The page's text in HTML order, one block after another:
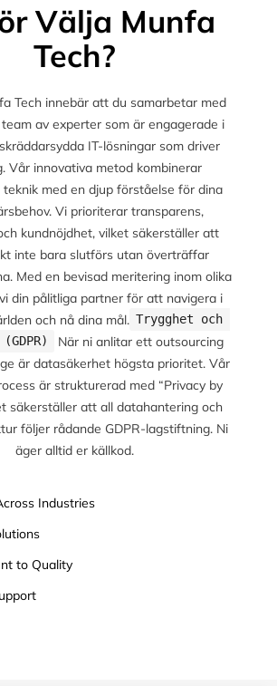
Välja Munfa
Tech?
Tech innebär att du samarbetar med
av experter som är engagerade i
IT-lösningar som driver
Vår innovativa metod kombinerar
med en djup förståelse för dina
Vi prioriterar transparens,
kundnöjdhet, vilket säkerställer att
inte bara slutförs utan överträffar
Med en bevisad meritering inom olika
din pålitliga partner för att navigera i
och nå dina mål. Trygghet och
När ni anlitar ett outsourcing
är datasäkerhet högsta prioritet. Vår
är strukturerad med “Privacy by
säkerställer att all datahantering och
följer rådande GDPR-lagstiftning. Ni
äger alltid er källkod.
Industries
to Quality